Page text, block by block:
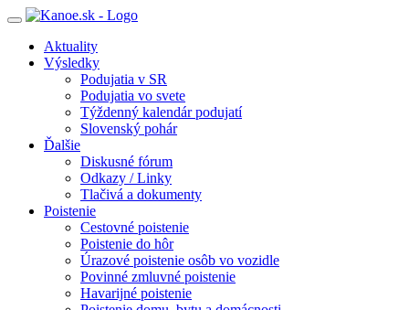
Toggle
navigationAktuality
Výsledky
Podujatia v SR
Podujatia vo svete
Týždenný kalendár podujatí
Slovenský pohár
Ďalšie
Diskusné fórum
Odkazy / Linky
Tlačivá a dokumenty
Poistenie
Cestovné poistenie
Poistenie do hôr
Úrazové poistenie osôb vo vozidle
Povinné zmluvné poistenie
Havarijné poistenie